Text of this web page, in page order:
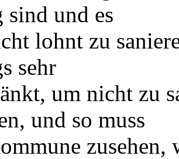
und es
lohnt zu
sehr
um nicht zu
und so muss